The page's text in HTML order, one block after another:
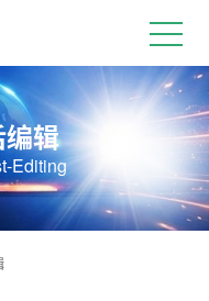
编辑服务
辑
Editing